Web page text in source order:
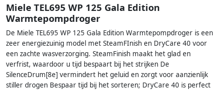
Miele TEL695 WP 125 Gala Edition
Warmtepompdroger
De Miele TEL695 WP 125 Gala Edition Warmtepompdroger is een
zeer energiezuinig model met SteamFInish en DryCare 40 voor
een zachte wasverzorging. SteamFinish maakt het glad en
verfrist, waardoor u tijd bespaart bij het strijken De
SilenceDrum[8e] vermindert het geluid en zorgt voor aanzienlijk
stiller drogen Bespaar tijd bij het sorteren; DryCare 40 is perfect